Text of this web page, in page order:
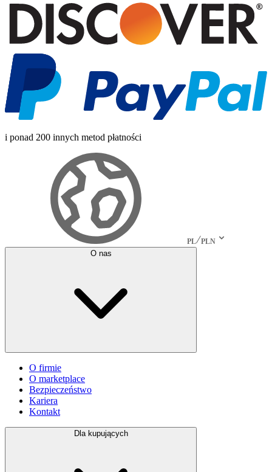
i ponad 200 innych metod płatności
PL PLN
O nas
O firmie
O marketplace
Bezpieczeństwo
Kariera
Kontakt
Dla kupujących